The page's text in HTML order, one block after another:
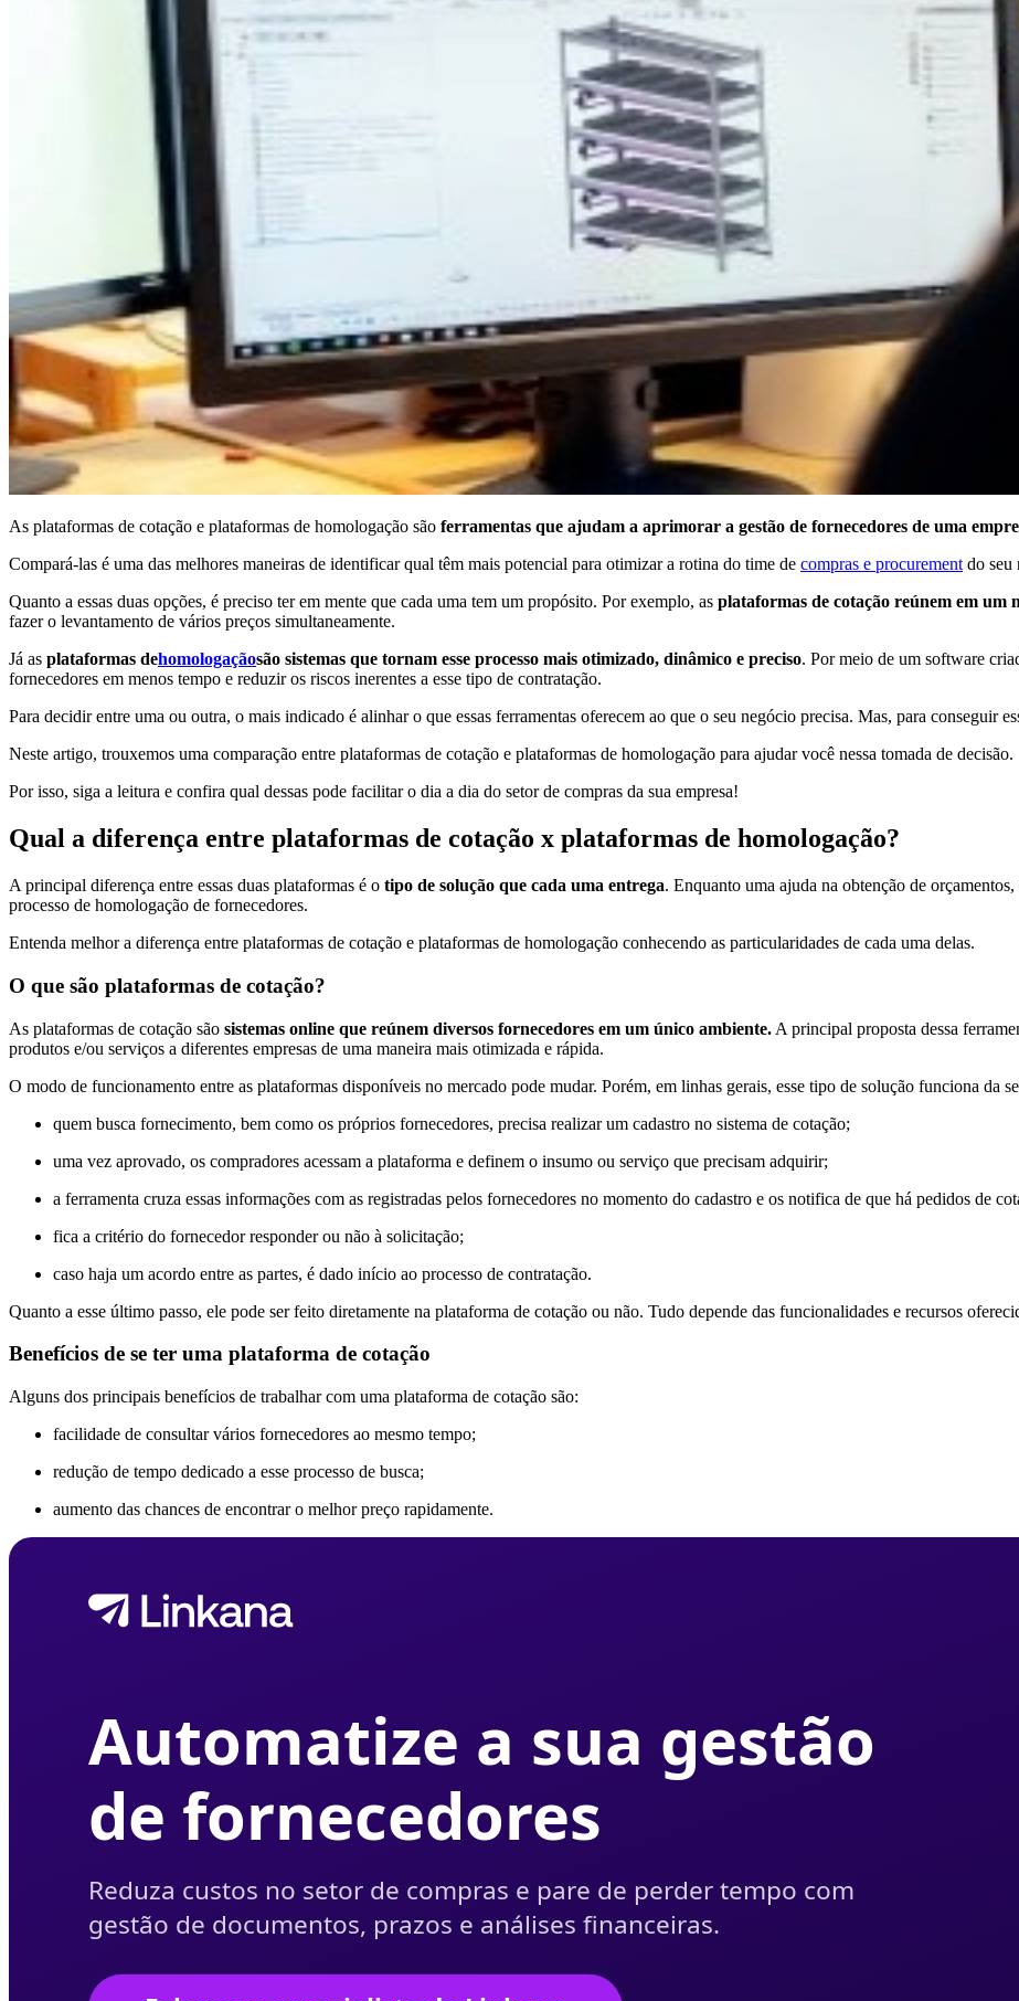
As plataformas de cotação e plataformas de homologação são ferramentas que ajudam a aprimorar a gestão de fornecedores de uma
Compará-las é uma das melhores maneiras de identificar qual têm mais potencial para otimizar a rotina do time de compras e procurementdo seu
Quanto a essas duas opções, é preciso ter em mente que cada uma tem um propósito. Por exemplo, as plataformas de cotação reúnem em um
fazer o levantamento de vários preços simultaneamente.
Já as plataformas dehomologaçãosão sistemas que tornam esse processo mais otimizado, dinâmico e preciso. Por meio de um software
fornecedores em menos tempo e reduzir os riscos inerentes a esse tipo de contratação.
Para decidir entre uma ou outra, o mais indicado é alinhar o que essas ferramentas oferecem ao que o seu negócio precisa. Mas, para conseguir
Neste artigo, trouxemos uma comparação entre plataformas de cotação e plataformas de homologação para ajudar você nessa tomada de decisão.
Por isso, siga a leitura e confira qual dessas pode facilitar o dia a dia do setor de compras da sua empresa!
Qual a diferença entre plataformas de cotação x plataformas de homologação?
A principal diferença entre essas duas plataformas é o tipo de solução que cada uma entrega. Enquanto uma ajuda na obtenção de
processo de homologação de fornecedores.
Entenda melhor a diferença entre plataformas de cotação e plataformas de homologação conhecendo as particularidades de cada uma delas.
O que são plataformas de cotação?
As plataformas de cotação são sistemas online que reúnem diversos fornecedores em um único ambiente. A principal proposta dessa
produtos e/ou serviços a diferentes empresas de uma maneira mais otimizada e rápida.
O modo de funcionamento entre as plataformas disponíveis no mercado pode mudar. Porém, em linhas gerais, esse tipo de solução funciona da
quem busca fornecimento, bem como os próprios fornecedores, precisa realizar um cadastro no sistema de cotação;
uma vez aprovado, os compradores acessam a plataforma e definem o insumo ou serviço que precisam adquirir;
a ferramenta cruza essas informações com as registradas pelos fornecedores no momento do cadastro e os notifica de que há pedidos de
fica a critério do fornecedor responder ou não à solicitação;
caso haja um acordo entre as partes, é dado início ao processo de contratação.
Quanto a esse último passo, ele pode ser feito diretamente na plataforma de cotação ou não. Tudo depende das funcionalidades e recursos
Benefícios de se ter uma plataforma de cotação
Alguns dos principais benefícios de trabalhar com uma plataforma de cotação são:
facilidade de consultar vários fornecedores ao mesmo tempo;
redução de tempo dedicado a esse processo de busca;
aumento das chances de encontrar o melhor preço rapidamente.